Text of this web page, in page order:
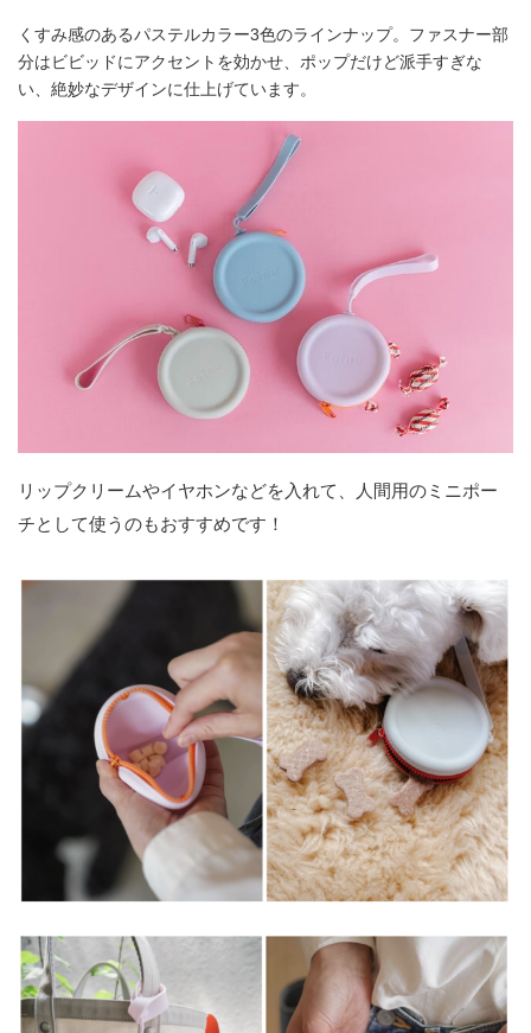
くすみ感のあるパステルカラー3色のラインナップ。ファスナー部
分はビビッドにアクセントを効かせ、ポップだけど派手すぎな
い、絶妙なデザインに仕上げています。
リップクリームやイヤホンなどを入れて、人間用のミニポー
チとして使うのもおすすめです！